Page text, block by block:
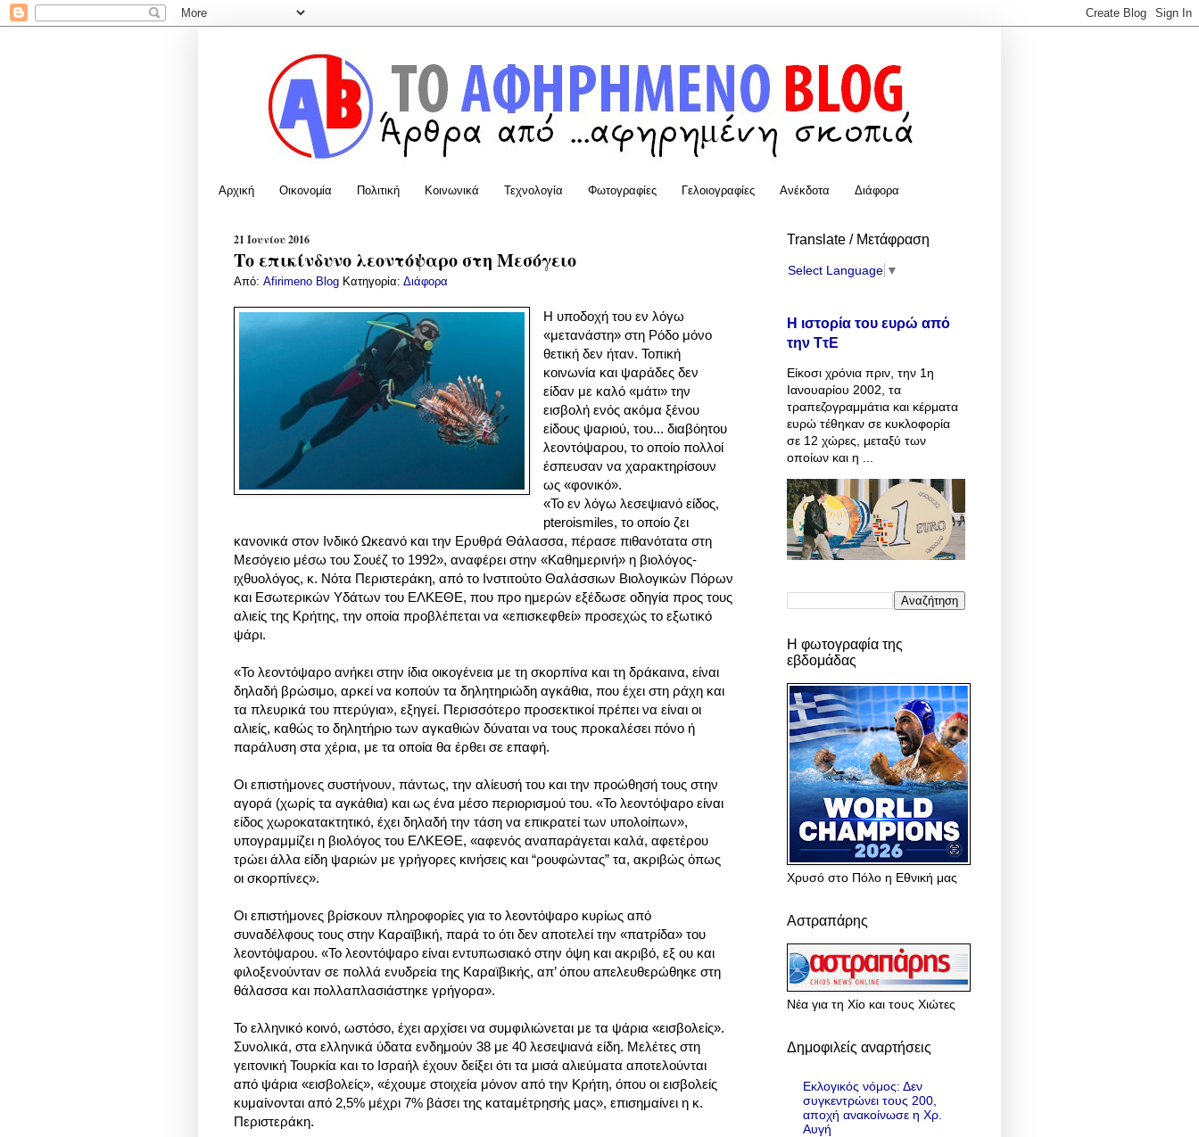
Αρχική Οικονομία Πολιτική Κοινωνικά Τεχνολογία Φωτογραφίες Γελοιογραφίες Ανέκδοτα Διάφορα
21 Ιουνίου 2016
Το επικίνδυνο λεοντόψαρο στη Μεσόγειο
Από: Afirimeno Blog Κατηγορία: Διάφορα
Η υποδοχή του εν λόγω
«μετανάστη» στη Ρόδο μόνο
θετική δεν ήταν. Τοπική
κοινωνία και ψαράδες δεν
είδαν με καλό «μάτι» την
εισβολή ενός ακόμα ξένου
είδους ψαριού, του... διαβόητου
λεοντόψαρου, το οποίο πολλοί
έσπευσαν να χαρακτηρίσουν
ως «φονικό».
«Το εν λόγω λεσεψιανό είδος,
pteroismiles, το οποίο ζει
κανονικά στον Ινδικό Ωκεανό και την Ερυθρά Θάλασσα, πέρασε πιθανότατα στη
Μεσόγειο μέσω του Σουέζ το 1992», αναφέρει στην «Καθημερινή» η βιολόγος-
ιχθυολόγος, κ. Νότα Περιστεράκη, από το Ινστιτούτο Θαλάσσιων Βιολογικών Πόρων
και Εσωτερικών Υδάτων του ΕΛΚΕΘΕ, που προ ημερών εξέδωσε οδηγία προς τους
αλιείς της Κρήτης, την οποία προβλέπεται να «επισκεφθεί» προσεχώς το εξωτικό
ψάρι.
«Το λεοντόψαρο ανήκει στην ίδια οικογένεια με τη σκορπίνα και τη δράκαινα, είναι
δηλαδή βρώσιμο, αρκεί να κοπούν τα δηλητηριώδη αγκάθια, που έχει στη ράχη και
τα πλευρικά του πτερύγια», εξηγεί. Περισσότερο προσεκτικοί πρέπει να είναι οι
αλιείς, καθώς το δηλητήριο των αγκαθιών δύναται να τους προκαλέσει πόνο ή
παράλυση στα χέρια, με τα οποία θα έρθει σε επαφή.
Οι επιστήμονες συστήνουν, πάντως, την αλίευσή του και την προώθησή τους στην
αγορά (χωρίς τα αγκάθια) και ως ένα μέσο περιορισμού του. «Το λεοντόψαρο είναι
είδος χωροκατακτητικό, έχει δηλαδή την τάση να επικρατεί των υπολοίπων»,
υπογραμμίζει η βιολόγος του ΕΛΚΕΘΕ, «αφενός αναπαράγεται καλά, αφετέρου
τρώει άλλα είδη ψαριών με γρήγορες κινήσεις και “ρουφώντας” τα, ακριβώς όπως
οι σκορπίνες».
Οι επιστήμονες βρίσκουν πληροφορίες για το λεοντόψαρο κυρίως από
συναδέλφους τους στην Καραϊβική, παρά το ότι δεν αποτελεί την «πατρίδα» του
λεοντόψαρου. «Το λεοντόψαρο είναι εντυπωσιακό στην όψη και ακριβό, εξ ου και
φιλοξενούνταν σε πολλά ενυδρεία της Καραϊβικής, απ’ όπου απελευθερώθηκε στη
θάλασσα και πολλαπλασιάστηκε γρήγορα».
Το ελληνικό κοινό, ωστόσο, έχει αρχίσει να συμφιλιώνεται με τα ψάρια «εισβολείς».
Συνολικά, στα ελληνικά ύδατα ενδημούν 38 με 40 λεσεψιανά είδη. Μελέτες στη
γειτονική Τουρκία και το Ισραήλ έχουν δείξει ότι τα μισά αλιεύματα αποτελούνται
από ψάρια «εισβολείς», «έχουμε στοιχεία μόνον από την Κρήτη, όπου οι εισβολείς
κυμαίνονται από 2,5% μέχρι 7% βάσει της καταμέτρησής μας», επισημαίνει η κ.
Περιστεράκη.
Translate / Μετάφραση
Select Language ▼
Η ιστορία του ευρώ από
την ΤτΕ
Είκοσι χρόνια πριν, την 1η
Ιανουαρίου 2002, τα
τραπεζογραμμάτια και κέρματα
ευρώ τέθηκαν σε κυκλοφορία
σε 12 χώρες, μεταξύ των
οποίων και η ...
Η φωτογραφία της
εβδομάδας
Χρυσό στο Πόλο η Εθνική μας
Αστραπάρης
Νέα για τη Χίο και τους Χιώτες
Δημοφιλείς αναρτήσεις
Εκλογικός νόμος: Δεν
συγκεντρώνει τους 200,
αποχή ανακοίνωσε η Χρ.
Αυγή